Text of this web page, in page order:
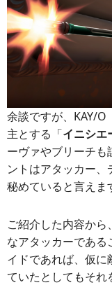
余談ですが、KAY/O
主とする「イニシエ
ーヴァやブリーチも
ントはアタッカー
秘めていると言えま
ご紹介した内容から
なアタッカーであ
イドであれば、仮に
ていたとしてもそれ